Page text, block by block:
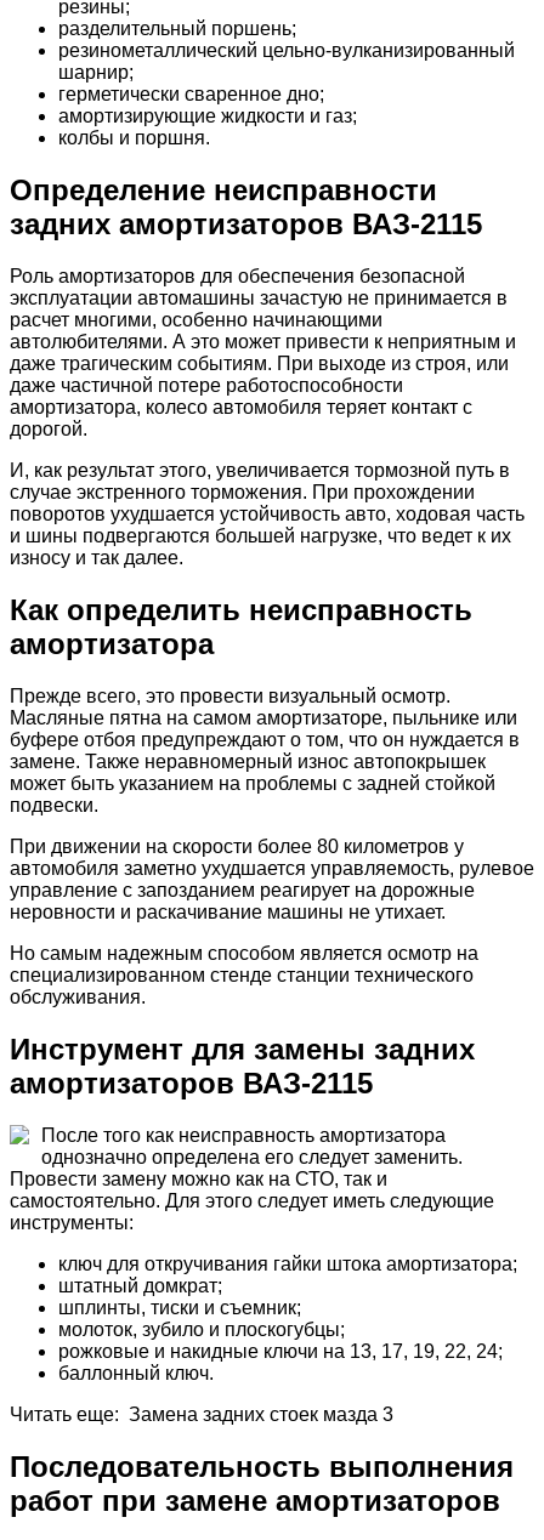
резины;
разделительный поршень;
резинометаллический цельно-вулканизированный
шарнир;
герметически сваренное дно;
амортизирующие жидкости и газ;
колбы и поршня.
Определение неисправности
задних амортизаторов ВАЗ-2115
Роль амортизаторов для обеспечения безопасной
эксплуатации автомашины зачастую не принимается в
расчет многими, особенно начинающими
автолюбителями. А это может привести к неприятным и
даже трагическим событиям. При выходе из строя, или
даже частичной потере работоспособности
амортизатора, колесо автомобиля теряет контакт с
дорогой.
И, как результат этого, увеличивается тормозной путь в
случае экстренного торможения. При прохождении
поворотов ухудшается устойчивость авто, ходовая часть
и шины подвергаются большей нагрузке, что ведет к их
износу и так далее.
Как определить неисправность
амортизатора
Прежде всего, это провести визуальный осмотр.
Масляные пятна на самом амортизаторе, пыльнике или
буфере отбоя предупреждают о том, что он нуждается в
замене. Также неравномерный износ автопокрышек
может быть указанием на проблемы с задней стойкой
подвески.
При движении на скорости более 80 километров у
автомобиля заметно ухудшается управляемость, рулевое
управление с запозданием реагирует на дорожные
неровности и раскачивание машины не утихает.
Но самым надежным способом является осмотр на
специализированном стенде станции технического
обслуживания.
Инструмент для замены задних
амортизаторов ВАЗ-2115
После того как неисправность амортизатора
однозначно определена его следует заменить.
Провести замену можно как на СТО, так и
самостоятельно. Для этого следует иметь следующие
инструменты:
ключ для откручивания гайки штока амортизатора;
штатный домкрат;
шплинты, тиски и съемник;
молоток, зубило и плоскогубцы;
рожковые и накидные ключи на 13, 17, 19, 22, 24;
баллонный ключ.
Читать еще: Замена задних стоек мазда 3
Последовательность выполнения
работ при замене амортизаторов